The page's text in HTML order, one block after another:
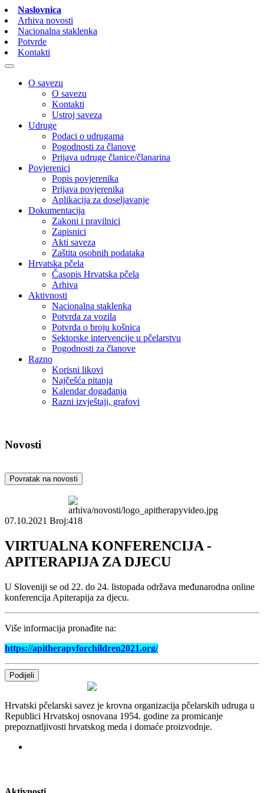
Naslovnica
Arhiva novosti
Nacionalna staklenka
Potvrde
Kontakti
O savezu
O savezu
Kontakti
Ustroj saveza
Udruge
Podaci o udrugama
Pogodnosti za članove
Prijava udruge članice/članarina
Povjerenici
Popis povjerenika
Prijava povjerenika
Aplikacija za doseljavanje
Dokumentacija
Zakoni i pravilnici
Zapisnici
Akti saveza
Zaštita osobnih podataka
Hrvatska pčela
Časopis Hrvatska pčela
Arhiva
Aktivnosti
Nacionalna staklenka
Potvrda za vozila
Potvrda o broju košnica
Sektorske intervencije u pčelarstvu
Pogodnosti za članove
Razno
Korisni likovi
Najčešća pitanja
Kalendar događanja
Razni izvještaji, grafovi
Novosti
Povratak na novosti
07.10.2021 Broj:418
VIRTUALNA KONFERENCIJA -
APITERAPIJA ZA DJECU
U Sloveniji se od 22. do 24. listopada održava međunarodna online
konferencija Apiterapija za djecu.
Više informacija pronađite na:
https://apitherapyforchildren2021.org/
Podijeli
Hrvatski pčelarski savez je krovna organizacija pčelarskih udruga u
Republici Hrvatskoj osnovana 1954. godine za promicanje
prepoznatljivosti hrvatskog meda i domaće proizvodnje.